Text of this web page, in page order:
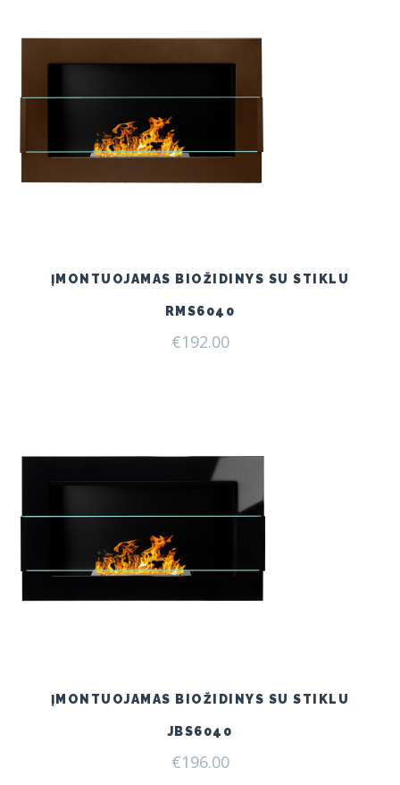
ĮMONTUOJAMAS BIOŽIDINYS SU STIKLU
RMS6040
€192.00
ĮMONTUOJAMAS BIOŽIDINYS SU STIKLU
JBS6040
€196.00